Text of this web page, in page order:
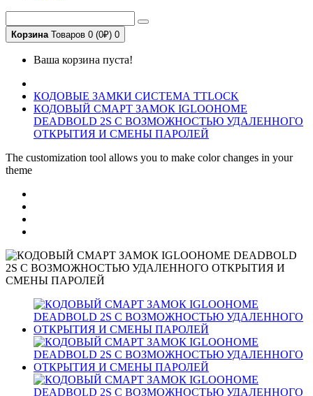
Корзина Товаров 0 (0₽) 0
Ваша корзина пуста!
КОДОВЫЕ ЗАМКИ СИСТЕМА TTLOCK
КОДОВЫЙ СМАРТ ЗАМОК IGLOOHOME
DEADBOLD 2S С ВОЗМОЖНОСТЬЮ УДАЛЕННОГО
ОТКРЫТИЯ И СМЕНЫ ПАРОЛЕЙ
The customization tool allows you to make color changes in your
theme